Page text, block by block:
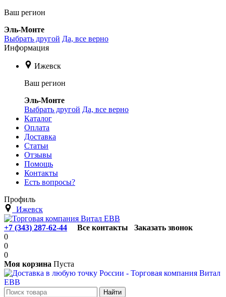
Ваш регион
Эль-Монте
Выбрать другой Да, все верно
Информация
Ижевск
Ваш регион
Эль-Монте
Выбрать другой Да, все верно
Каталог
Оплата
Доставка
Статьи
Отзывы
Помощь
Контакты
Есть вопросы?
Профиль
Ижевск
+7 (343) 287-62-44 Все контакты
Заказать звонок
0
0
0
Моя корзина Пуста